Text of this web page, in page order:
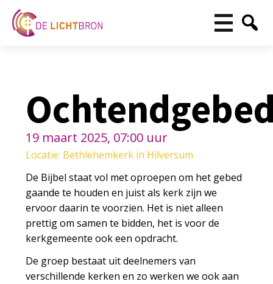
19 maart 2025, 07:00 uur
Locatie: Bethlehemkerk in Hilversum
De Bijbel staat vol met oproepen om het gebed
gaande te houden en juist als kerk zijn we
ervoor daarin te voorzien. Het is niet alleen
prettig om samen te bidden, het is voor de
kerkgemeente ook een opdracht.
De groep bestaat uit deelnemers van
verschillende kerken en zo werken we ook aan